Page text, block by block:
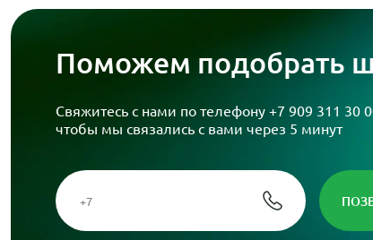
Поможем подобрать
Свяжитесь с нами по телефону +7 909 311 30
чтобы мы связались с вами через 5 минут